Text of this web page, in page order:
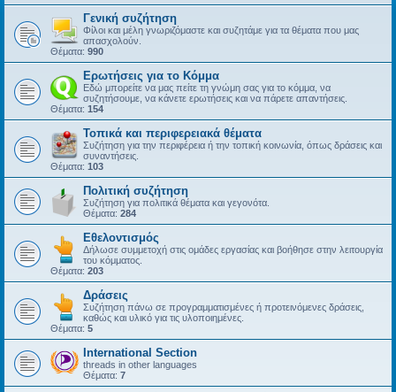
Γενική συζήτηση
Φίλοι και μέλη γνωριζόμαστε και συζητάμε για τα θέματα που μας
απασχολούν.
Θέματα: 990
Ερωτήσεις για το Κόμμα
Εδώ μπορείτε να μας πείτε τη γνώμη σας για το κόμμα, να
συζητήσουμε, να κάνετε ερωτήσεις και να πάρετε απαντήσεις.
Θέματα: 154
Τοπικά και περιφερειακά θέματα
Συζήτηση για την περιφέρεια ή την τοπική κοινωνία, όπως δράσεις και
συναντήσεις.
Θέματα: 103
Πολιτική συζήτηση
Συζήτηση για πολιτικά θέματα και γεγονότα.
Θέματα: 284
Εθελοντισμός
Δήλωσε συμμετοχή στις ομάδες εργασίας και βοήθησε στην λειτουργία
του κόμματος.
Θέματα: 203
Δράσεις
Συζήτηση πάνω σε προγραμματισμένες ή προτεινόμενες δράσεις,
καθώς και υλικό για τις υλοποιημένες.
Θέματα: 5
International Section
threads in other languages
Θέματα: 7